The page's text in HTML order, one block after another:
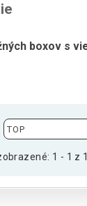
1 - 1 z 1